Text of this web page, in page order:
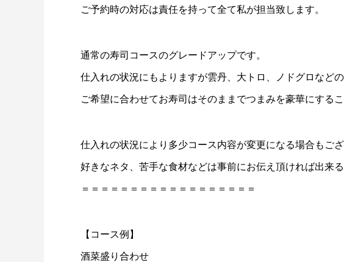
ご予約時の対応は責任を持って全て私が担当致します。
通常の寿司コースのグレードアップです。
仕入れの状況にもよりますが雲丹、大トロ、ノドグロなど
ご希望に合わせてお寿司はそのままでつまみを豪華にするこ
仕入れの状況により多少コース内容が変更になる場合もござ
好きなネタ、苦手な食材などは事前にお伝え頂ければ出来
＝＝＝＝＝＝＝＝＝＝＝＝＝＝＝＝＝＝
【コース例】
酒菜盛り合わせ